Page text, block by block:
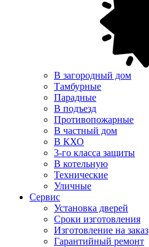
В загородный дом
Тамбурные
Парадные
В подъезд
Противопожарные
В частный дом
В КХО
3-го класса защиты
В котельную
Технические
Уличные
Сервис
Установка дверей
Сроки изготовления
Изготовление на заказ
Гарантийный ремонт